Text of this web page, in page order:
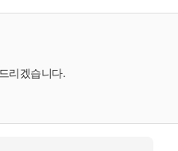
리겠습니다.